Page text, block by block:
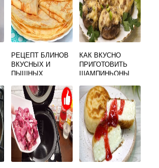
РЕЦЕПТ БЛИНОВ
ВКУСНЫХ И
ПЫШНЫХ
КАК ВКУСНО
ПРИГОТОВИТЬ
ШАМПИНЬОНЫ
Е